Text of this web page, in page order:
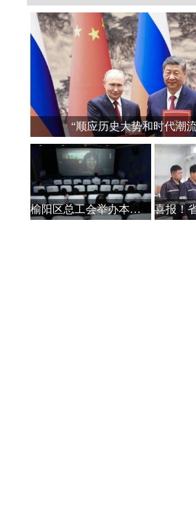
“顺应历史大势和时代潮
榆阳区总工会举办本土作家白保林创